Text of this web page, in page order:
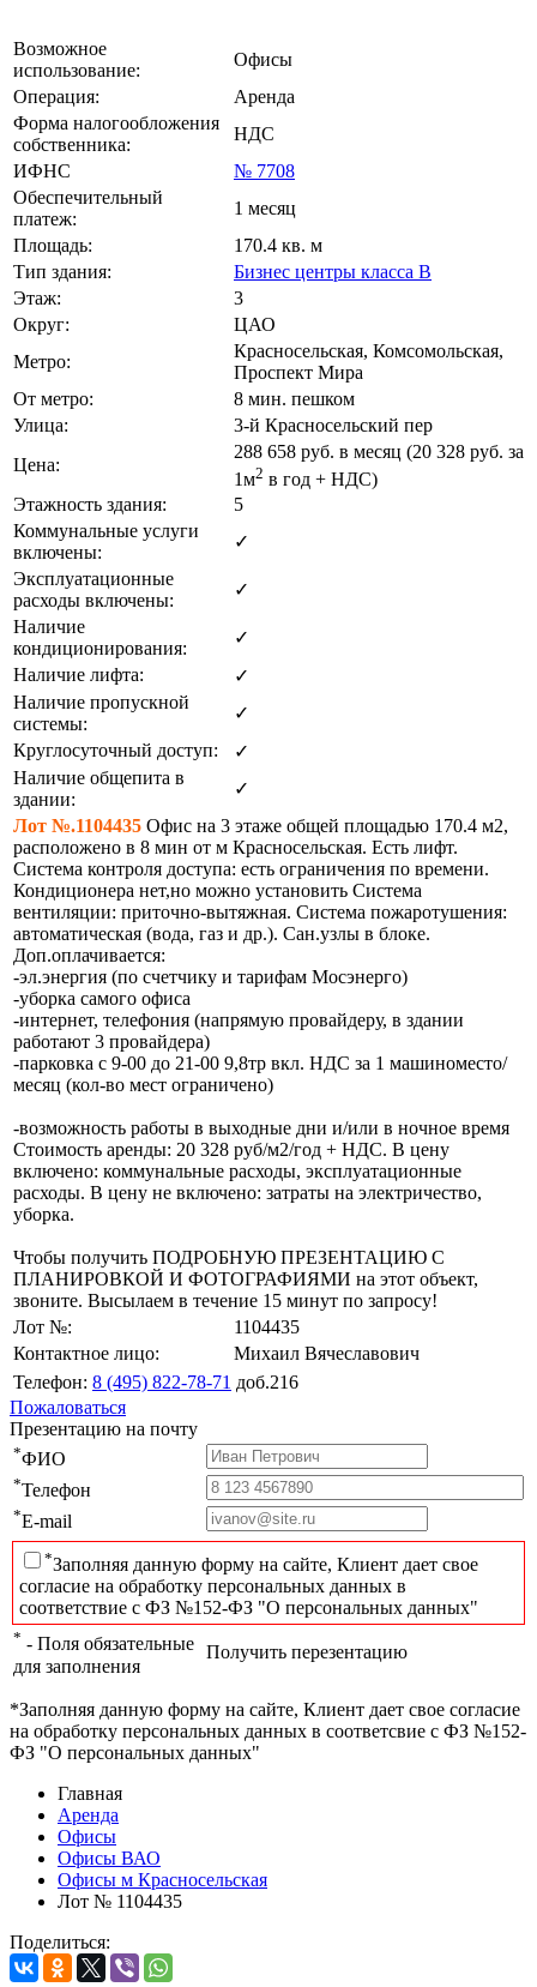
Возможное
использование:
Офисы
Операция:
Аренда
Форма налогообложения
собственника:
НДС
ИФНС
№ 7708
Обеспечительный
платеж:
1 месяц
Площадь:
170.4 кв. м
Тип здания:
Бизнес центры класса B
Этаж:
3
Округ:
ЦАО
Метро:
Красносельская, Комсомольская,
Проспект Мира
От метро:
8 мин. пешком
Улица:
3-й Красносельский пер
Цена:
288 658 руб. в месяц (20 328 руб. за
1м2 в год + НДС)
Этажность здания:
5
Коммунальные услуги
включены:
✓
Эксплуатационные
расходы включены:
✓
Наличие
кондиционирования:
✓
Наличие лифта:
✓
Наличие пропускной
системы:
✓
Круглосуточный доступ:
✓
Наличие общепита в
здании:
✓
Лот №.1104435 Офис на 3 этаже общей площадью 170.4 м2,
расположено в 8 мин от м Красносельская. Есть лифт.
Система контроля доступа: есть ограничения по времени.
Кондиционера нет,но можно установить Система
вентиляции: приточно-вытяжная. Система пожаротушения:
автоматическая (вода, газ и др.). Сан.узлы в блоке.
Доп.оплачивается:
-эл.энергия (по счетчику и тарифам Мосэнерго)
-уборка самого офиса
-интернет, телефония (напрямую провайдеру, в здании
работают 3 провайдера)
-парковка с 9-00 до 21-00 9,8тр вкл. НДС за 1 машиноместо/
месяц (кол-во мест ограничено)
-возможность работы в выходные дни и/или в ночное время
Стоимость аренды: 20 328 руб/м2/год + НДС. В цену
включено: коммунальные расходы, эксплуатационные
расходы. В цену не включено: затраты на электричество,
уборка.
Чтобы получить ПОДРОБНУЮ ПРЕЗЕНТАЦИЮ С
ПЛАНИРОВКОЙ И ФОТОГРАФИЯМИ на этот объект,
звоните. Высылаем в течение 15 минут по запросу!
Лот №:
1104435
Контактное лицо:
Михаил Вячеславович
Телефон: 8 (495) 822-78-71 доб.216
Пожаловаться
Презентацию на почту
*ФИО
*Телефон
*E-mail
*Заполняя данную форму на сайте, Клиент дает свое
согласие на обработку персональных данных в
соответствие с ФЗ №152-ФЗ "О персональных данных"
* - Поля обязательные
для заполнения
Получить перезентацию
*Заполняя данную форму на сайте, Клиент дает свое согласие
на обработку персональных данных в соответсвие с ФЗ №152-
ФЗ "О персональных данных"
Главная
Аренда
Офисы
Офисы ВАО
Офисы м Красносельская
Лот № 1104435
Поделиться: